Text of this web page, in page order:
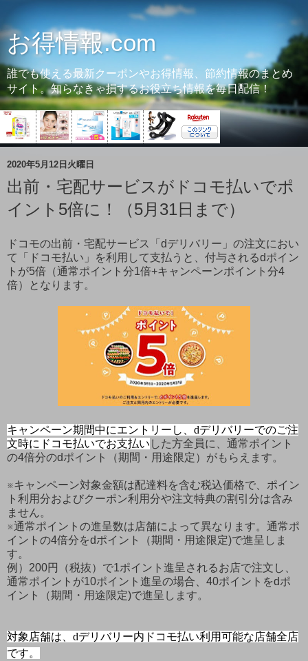
お得情報.com
誰でも使える最新クーポンやお得情報、節約情報のまとめ
サイト。知らなきゃ損するお役立ち情報を毎日配信！
2020年5月12日火曜日
出前・宅配サービスがドコモ払いでポ
イント5倍に！（5月31日まで）
ドコモの出前・宅配サービス「dデリバリー」の注文におい
て「ドコモ払い」を利用して支払うと、付与されるdポイン
トが5倍（通常ポイント分1倍+キャンペーンポイント分4
倍）となります。
キャンペーン期間中にエントリーし、 dデリバリーでのご注
文時にドコモ払いでお支払い した方全員に、通常ポイント
の4倍分のdポイント（期間・用途限定）がもらえます。
※キャンペーン対象金額は配達料を含む税込価格で、ポイン
ト利用分およびクーポン利用分や注文特典の割引分は含み
ません。
※通常ポイントの進呈数は店舗によって異なります。通常ポ
イントの4倍分をdポイント（期間・用途限定)で進呈しま
す。
例）200円（税抜）で1ポイント進呈されるお店で注文し、
通常ポイントが10ポイント進呈の場合、40ポイントをdポ
イント（期間・用途限定)で進呈します。
対象店舗は、 dデリバリー内ドコモ払い利用可能な店舗全店
です。